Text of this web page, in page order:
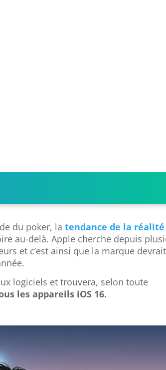
du poker, latendance de la
au-delà. Apple cherche depuis
et c’est ainsi que la marque devrait
logiciels et trouvera, selon toute
les appareils iOS 16.